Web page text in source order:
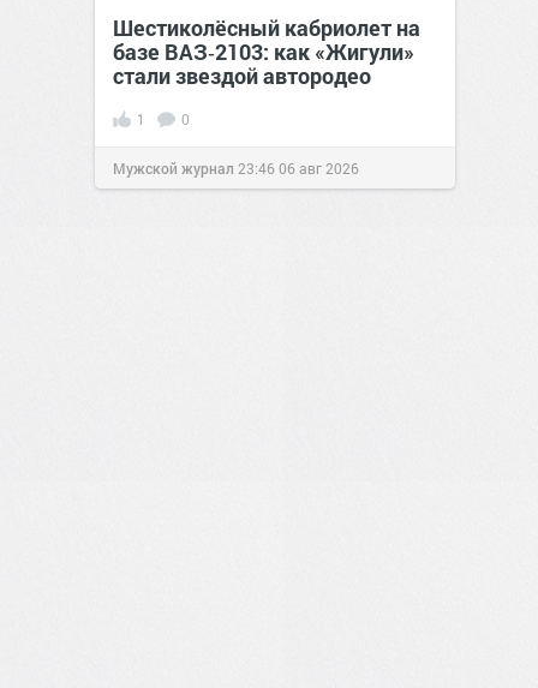
Шестиколёсный кабриолет на
базе ВАЗ‑2103: как «Жигули»
стали звездой автородео
1 0
Мужской журнал 23:4606 авг 2026